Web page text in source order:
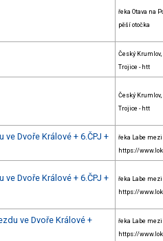
řeka Otava na
pěší otočka
Český
Trojice - htt
Český
Trojice - htt
Dvoře Králové + 6.ČPJ +
řeka Labe
https://
Dvoře Králové + 6.ČPJ +
řeka Labe
https://
ve Dvoře Králové +
řeka Labe
https://